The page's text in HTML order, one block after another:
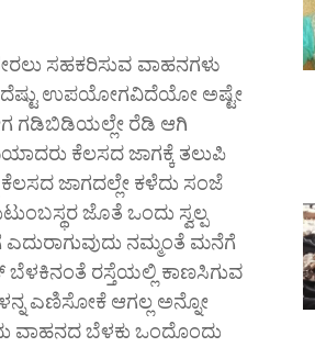
ಸಹಕರಿಸುವ ವಾಹನಗಳು
ಅದೆಷ್ಟು ಉಪಯೋಗವಿದೆಯೋ ಅಷ್ಟೇ
ಗಡಿಬಿಡಿಯಲ್ಲೇ ರೆಡಿ ಆಗಿ
ಕೆಲಸದ ಜಾಗಕ್ಕೆ ತಲುಪಿ
ಜಾಗದಲ್ಲೇ ಕಳೆದು ಸಂಜೆ
ಜೊತೆ ಒಂದು ಸ್ವಲ್ಪ
ನಮ್ಮಂತೆ ಮನೆಗೆ
ರಸ್ತೆಯಲ್ಲಿ ಕಾಣಸಿಗುವ
ಎಣಿಸೋಕೆ ಆಗಲ್ಲ ಅನ್ನೋ
ವಾಹನದ ಬೆಳಕು ಒಂದೊಂದು